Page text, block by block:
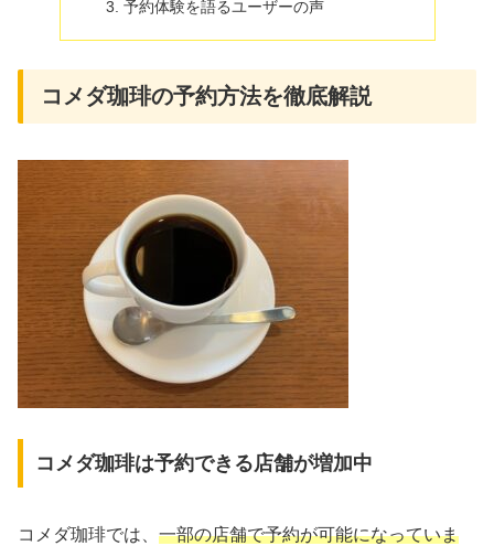
予約体験を語るユーザーの声
コメダ珈琲の予約方法を徹底解説
コメダ珈琲は予約できる店舗が増加中
コメダ珈琲では、 一部の店舗で予約が可能になっていま